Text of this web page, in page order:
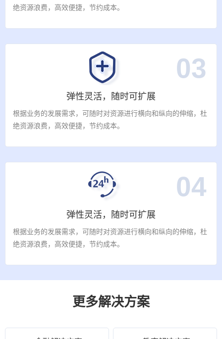
绝资源浪费，高效便捷，节约成本。
弹性灵活，随时可扩展
根据业务的发展需求，可随时对资源进行横向和纵向的伸缩，杜
绝资源浪费，高效便捷，节约成本。
03
弹性灵活，随时可扩展
根据业务的发展需求，可随时对资源进行横向和纵向的伸缩，杜
绝资源浪费，高效便捷，节约成本。
04
更多解决方案